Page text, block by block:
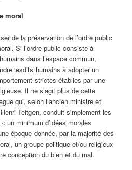
moral
de la préservation de l’ordre public
Si l’ordre public consiste à
dans l’espace commun,
lesdits humains à adopter un
strictes établies par une
Il ne s’agit plus de cette
qui, selon l’ancien ministre et
Teitgen, conduit simplement les
un minimum d’idées morales
époque donnée, par la majorité des
un groupe politique et/ou religieux
conception du bien et du mal.